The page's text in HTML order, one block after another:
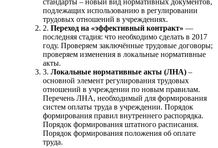
подлежащих использованию в регулировании
трудовых отношений в учреждениях.
2. Переход на «эффективный контракт» —
последняя стадия: что необходимо сделать в 2017
году. Проверяем заключённые трудовые договоры;
проверяем изменения в локальные нормативные
акты.
3. Локальные нормативные акты (ЛНА) –
основной элемент регулирования трудовых
отношений в учреждении по новым правилам.
Перечень ЛНА, необходимый для формирования
систем оплаты труда в учреждении. Порядок
формирования правил внутреннего распорядка.
Порядок формирования штатного расписания.
Порядок формирования положения об оплате
труда.